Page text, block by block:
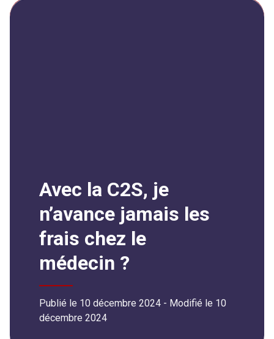
Avec la C2S, je
n’avance jamais les
frais chez le
médecin ?
Publié le 10 décembre 2024 - Modifié le 10
décembre 2024